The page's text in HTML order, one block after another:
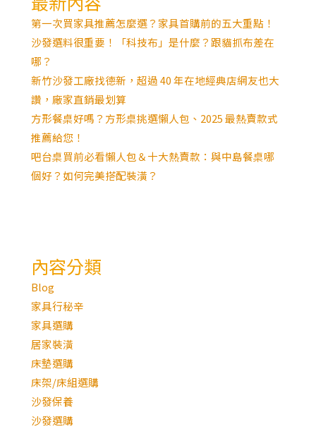
第一次買家具推薦怎麼選？家具首購前的五大重點！
沙發選料很重要！「科技布」是什麼？跟貓抓布差在
哪？
新竹沙發工廠找德新，超過 40 年在地經典店網友也大
讚，廠家直銷最划算
方形餐桌好嗎？方形桌挑選懶人包、2025 最熱賣款式
推薦給您！
吧台桌買前必看懶人包＆十大熱賣款：與中島餐桌哪
個好？如何完美搭配裝潢？
內容分類
Blog
家具行秘辛
家具選購
居家裝潢
床墊選購
床架/床組選購
沙發保養
沙發選購